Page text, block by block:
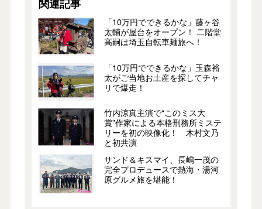
関連記事
「10万円でできるかな」藤ヶ谷
太輔が屋台をオープン！ 二階堂
高嗣は埼玉自転車麺旅へ！
「10万円でできるかな」玉森裕
太がご当地お土産を探してチャ
リで爆走！
竹内涼真主演で“このミス大
賞”作家による本格刑務所ミステ
リーを初の映像化！ 木村文乃
と初共演
サンド＆キスマイ、長嶋一茂の
完全プロデュースで熱海・湯河
原グルメ旅を堪能！